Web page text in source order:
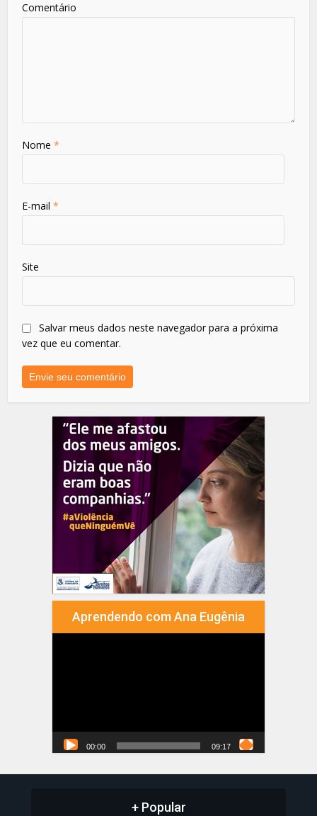
Comentário
Nome*
E-mail*
Site
Salvar meus dados neste navegador para a próxima
vez que eu comentar.
Aprendendo com Ana Eugênia
00:00 09:17
+ Popular